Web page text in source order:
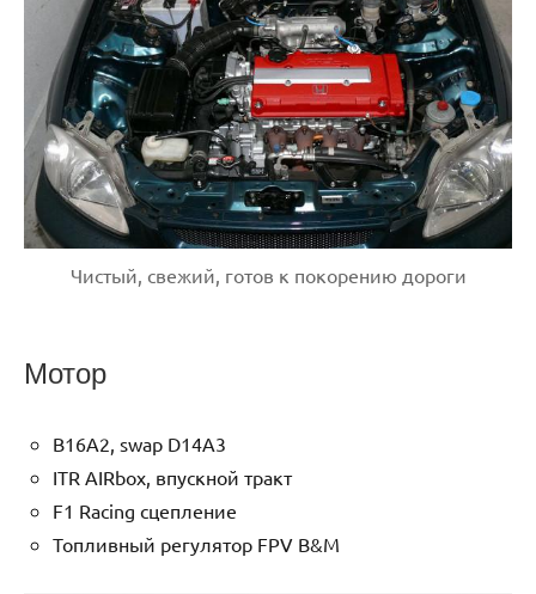
Чистый, свежий, готов к покорению дороги
Мотор
B16A2, swap D14A3
ITR AIRbox, впускной тракт
F1 Racing сцепление
Топливный регулятор FPV B&M